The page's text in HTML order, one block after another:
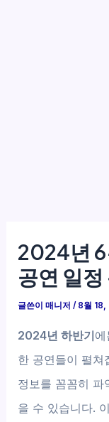
2024년
공연 일정
글쓴이매니저/ 8월
2024년 하반기
한 공연들이 펼쳐
정보를 꼼꼼히
을 수 있습니다.